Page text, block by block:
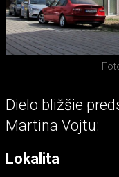
Dielo bližšie
Martina Vojtu:
Lokalita